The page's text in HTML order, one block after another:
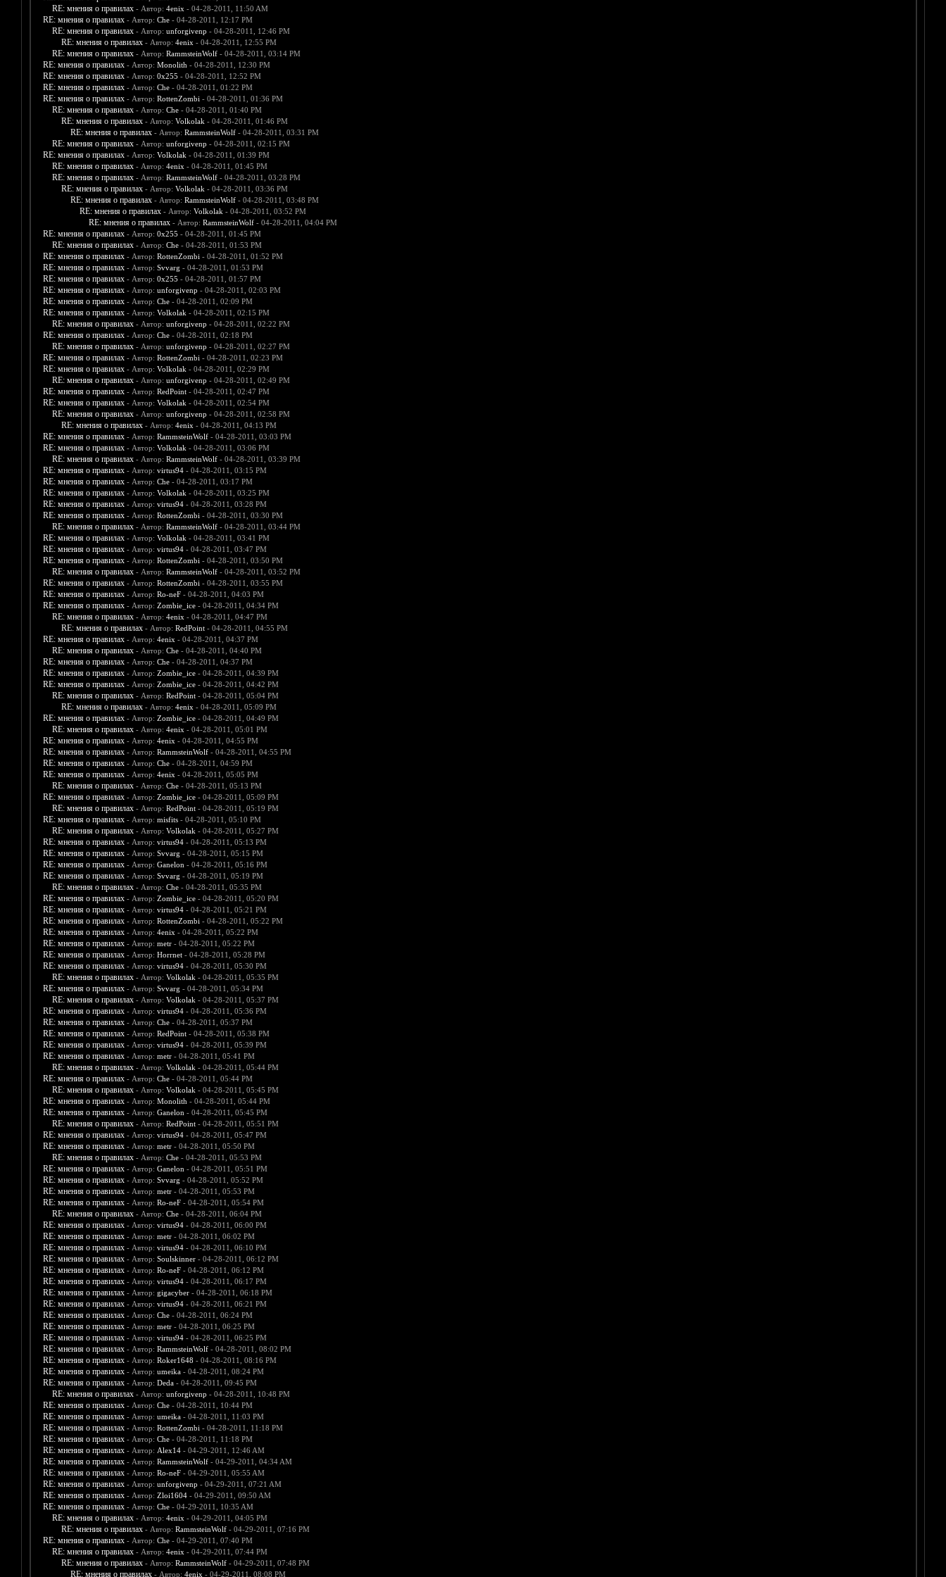
RE: мнения о правилах - Автор: 4enix - 04-28-2011, 11:50 AM
RE: мнения о правилах - Автор: Che- 04-28-2011, 12:17 PM
RE: мнения о правилах - Автор: unforgivenp - 04-28-2011, 12:46 PM
RE: мнения о правилах - Автор: 4enix - 04-28-2011, 12:55 PM
RE: мнения о правилах - Автор: RammsteinWolf- 04-28-2011, 03:14 PM
RE: мнения о правилах - Автор: Monolith - 04-28-2011, 12:30 PM
RE: мнения о правилах - Автор: 0х255 - 04-28-2011, 12:52 PM
RE: мнения о правилах - Автор: Che- 04-28-2011, 01:22 PM
RE: мнения о правилах - Автор: RottenZombi - 04-28-2011, 01:36 PM
RE: мнения о правилах - Автор: Che- 04-28-2011, 01:40 PM
RE: мнения о правилах - Автор: Volkolak - 04-28-2011, 01:46 PM
RE: мнения о правилах - Автор: RammsteinWolf- 04-28-2011, 03:31 PM
RE: мнения о правилах - Автор: unforgivenp - 04-28-2011, 02:15 PM
RE: мнения о правилах - Автор: Volkolak - 04-28-2011, 01:39 PM
RE: мнения о правилах - Автор: 4enix - 04-28-2011, 01:45 PM
RE: мнения о правилах - Автор: RammsteinWolf- 04-28-2011, 03:28 PM
RE: мнения о правилах - Автор: Volkolak - 04-28-2011, 03:36 PM
RE: мнения о правилах - Автор: RammsteinWolf- 04-28-2011, 03:48 PM
RE: мнения о правилах - Автор: Volkolak - 04-28-2011, 03:52 PM
RE: мнения о правилах - Автор: RammsteinWolf- 04-28-2011, 04:04 PM
RE: мнения о правилах - Автор: 0х255 - 04-28-2011, 01:45 PM
RE: мнения о правилах - Автор: Che- 04-28-2011, 01:53 PM
RE: мнения о правилах - Автор: RottenZombi - 04-28-2011, 01:52 PM
RE: мнения о правилах - Автор: Svvarg - 04-28-2011, 01:53 PM
RE: мнения о правилах - Автор: 0х255 - 04-28-2011, 01:57 PM
RE: мнения о правилах - Автор: unforgivenp - 04-28-2011, 02:03 PM
RE: мнения о правилах - Автор: Che- 04-28-2011, 02:09 PM
RE: мнения о правилах - Автор: Volkolak - 04-28-2011, 02:15 PM
RE: мнения о правилах - Автор: unforgivenp - 04-28-2011, 02:22 PM
RE: мнения о правилах - Автор: Che- 04-28-2011, 02:18 PM
RE: мнения о правилах - Автор: unforgivenp - 04-28-2011, 02:27 PM
RE: мнения о правилах - Автор: RottenZombi - 04-28-2011, 02:23 PM
RE: мнения о правилах - Автор: Volkolak - 04-28-2011, 02:29 PM
RE: мнения о правилах - Автор: unforgivenp - 04-28-2011, 02:49 PM
RE: мнения о правилах - Автор: RedPoint- 04-28-2011, 02:47 PM
RE: мнения о правилах - Автор: Volkolak - 04-28-2011, 02:54 PM
RE: мнения о правилах - Автор: unforgivenp - 04-28-2011, 02:58 PM
RE: мнения о правилах - Автор: 4enix - 04-28-2011, 04:13 PM
RE: мнения о правилах - Автор: RammsteinWolf- 04-28-2011, 03:03 PM
RE: мнения о правилах - Автор: Volkolak - 04-28-2011, 03:06 PM
RE: мнения о правилах - Автор: RammsteinWolf- 04-28-2011, 03:39 PM
RE: мнения о правилах - Автор: virtus94- 04-28-2011, 03:15 PM
RE: мнения о правилах - Автор: Che- 04-28-2011, 03:17 PM
RE: мнения о правилах - Автор: Volkolak - 04-28-2011, 03:25 PM
RE: мнения о правилах - Автор: virtus94- 04-28-2011, 03:28 PM
RE: мнения о правилах - Автор: RottenZombi - 04-28-2011, 03:30 PM
RE: мнения о правилах - Автор: RammsteinWolf- 04-28-2011, 03:44 PM
RE: мнения о правилах - Автор: Volkolak - 04-28-2011, 03:41 PM
RE: мнения о правилах - Автор: virtus94- 04-28-2011, 03:47 PM
RE: мнения о правилах - Автор: RottenZombi - 04-28-2011, 03:50 PM
RE: мнения о правилах - Автор: RammsteinWolf- 04-28-2011, 03:52 PM
RE: мнения о правилах - Автор: RottenZombi - 04-28-2011, 03:55 PM
RE: мнения о правилах - Автор: Ro-neF- 04-28-2011, 04:03 PM
RE: мнения о правилах - Автор: Zombie_ice- 04-28-2011, 04:34 PM
RE: мнения о правилах - Автор: 4enix - 04-28-2011, 04:47 PM
RE: мнения о правилах - Автор: RedPoint- 04-28-2011, 04:55 PM
RE: мнения о правилах - Автор: 4enix - 04-28-2011, 04:37 PM
RE: мнения о правилах - Автор: Che- 04-28-2011, 04:40 PM
RE: мнения о правилах - Автор: Che- 04-28-2011, 04:37 PM
RE: мнения о правилах - Автор: Zombie_ice- 04-28-2011, 04:39 PM
RE: мнения о правилах - Автор: Zombie_ice- 04-28-2011, 04:42 PM
RE: мнения о правилах - Автор: RedPoint- 04-28-2011, 05:04 PM
RE: мнения о правилах - Автор: 4enix - 04-28-2011, 05:09 PM
RE: мнения о правилах - Автор: Zombie_ice- 04-28-2011, 04:49 PM
RE: мнения о правилах - Автор: 4enix - 04-28-2011, 05:01 PM
RE: мнения о правилах - Автор: 4enix - 04-28-2011, 04:55 PM
RE: мнения о правилах - Автор: RammsteinWolf- 04-28-2011, 04:55 PM
RE: мнения о правилах - Автор: Che- 04-28-2011, 04:59 PM
RE: мнения о правилах - Автор: 4enix - 04-28-2011, 05:05 PM
RE: мнения о правилах - Автор: Che- 04-28-2011, 05:13 PM
RE: мнения о правилах - Автор: Zombie_ice- 04-28-2011, 05:09 PM
RE: мнения о правилах - Автор: RedPoint- 04-28-2011, 05:19 PM
RE: мнения о правилах - Автор: misfits- 04-28-2011, 05:10 PM
RE: мнения о правилах - Автор: Volkolak - 04-28-2011, 05:27 PM
RE: мнения о правилах - Автор: virtus94- 04-28-2011, 05:13 PM
RE: мнения о правилах - Автор: Svvarg - 04-28-2011, 05:15 PM
RE: мнения о правилах - Автор: Ganelon - 04-28-2011, 05:16 PM
RE: мнения о правилах - Автор: Svvarg - 04-28-2011, 05:19 PM
RE: мнения о правилах - Автор: Che- 04-28-2011, 05:35 PM
RE: мнения о правилах - Автор: Zombie_ice- 04-28-2011, 05:20 PM
RE: мнения о правилах - Автор: virtus94- 04-28-2011, 05:21 PM
RE: мнения о правилах - Автор: RottenZombi - 04-28-2011, 05:22 PM
RE: мнения о правилах - Автор: 4enix - 04-28-2011, 05:22 PM
RE: мнения о правилах - Автор: metr- 04-28-2011, 05:22 PM
RE: мнения о правилах - Автор: Horrnet- 04-28-2011, 05:28 PM
RE: мнения о правилах - Автор: virtus94- 04-28-2011, 05:30 PM
RE: мнения о правилах - Автор: Volkolak - 04-28-2011, 05:35 PM
RE: мнения о правилах - Автор: Svvarg - 04-28-2011, 05:34 PM
RE: мнения о правилах - Автор: Volkolak - 04-28-2011, 05:37 PM
RE: мнения о правилах - Автор: virtus94- 04-28-2011, 05:36 PM
RE: мнения о правилах - Автор: Che- 04-28-2011, 05:37 PM
RE: мнения о правилах - Автор: RedPoint- 04-28-2011, 05:38 PM
RE: мнения о правилах - Автор: virtus94- 04-28-2011, 05:39 PM
RE: мнения о правилах - Автор: metr- 04-28-2011, 05:41 PM
RE: мнения о правилах - Автор: Volkolak - 04-28-2011, 05:44 PM
RE: мнения о правилах - Автор: Che- 04-28-2011, 05:44 PM
RE: мнения о правилах - Автор: Volkolak - 04-28-2011, 05:45 PM
RE: мнения о правилах - Автор: Monolith - 04-28-2011, 05:44 PM
RE: мнения о правилах - Автор: Ganelon - 04-28-2011, 05:45 PM
RE: мнения о правилах - Автор: RedPoint- 04-28-2011, 05:51 PM
RE: мнения о правилах - Автор: virtus94- 04-28-2011, 05:47 PM
RE: мнения о правилах - Автор: metr- 04-28-2011, 05:50 PM
RE: мнения о правилах - Автор: Che- 04-28-2011, 05:53 PM
RE: мнения о правилах - Автор: Ganelon - 04-28-2011, 05:51 PM
RE: мнения о правилах - Автор: Svvarg - 04-28-2011, 05:52 PM
RE: мнения о правилах - Автор: metr- 04-28-2011, 05:53 PM
RE: мнения о правилах - Автор: Ro-neF- 04-28-2011, 05:54 PM
RE: мнения о правилах - Автор: Che- 04-28-2011, 06:04 PM
RE: мнения о правилах - Автор: virtus94- 04-28-2011, 06:00 PM
RE: мнения о правилах - Автор: metr- 04-28-2011, 06:02 PM
RE: мнения о правилах - Автор: virtus94- 04-28-2011, 06:10 PM
RE: мнения о правилах - Автор: Soulskinner- 04-28-2011, 06:12 PM
RE: мнения о правилах - Автор: Ro-neF- 04-28-2011, 06:12 PM
RE: мнения о правилах - Автор: virtus94- 04-28-2011, 06:17 PM
RE: мнения о правилах - Автор: gigacyber- 04-28-2011, 06:18 PM
RE: мнения о правилах - Автор: virtus94- 04-28-2011, 06:21 PM
RE: мнения о правилах - Автор: Che- 04-28-2011, 06:24 PM
RE: мнения о правилах - Автор: metr- 04-28-2011, 06:25 PM
RE: мнения о правилах - Автор: virtus94- 04-28-2011, 06:25 PM
RE: мнения о правилах - Автор: RammsteinWolf- 04-28-2011, 08:02 PM
RE: мнения о правилах - Автор: Roker1648 - 04-28-2011, 08:16 PM
RE: мнения о правилах - Автор: umeika- 04-28-2011, 08:24 PM
RE: мнения о правилах - Автор: Deda- 04-28-2011, 09:45 PM
RE: мнения о правилах - Автор: unforgivenp - 04-28-2011, 10:48 PM
RE: мнения о правилах - Автор: Che- 04-28-2011, 10:44 PM
RE: мнения о правилах - Автор: umeika- 04-28-2011, 11:03 PM
RE: мнения о правилах - Автор: RottenZombi - 04-28-2011, 11:18 PM
RE: мнения о правилах - Автор: Che- 04-28-2011, 11:18 PM
RE: мнения о правилах - Автор: Alex14- 04-29-2011, 12:46 AM
RE: мнения о правилах - Автор: RammsteinWolf- 04-29-2011, 04:34 AM
RE: мнения о правилах - Автор: Ro-neF- 04-29-2011, 05:55 AM
RE: мнения о правилах - Автор: unforgivenp - 04-29-2011, 07:21 AM
RE: мнения о правилах - Автор: Zloi1604- 04-29-2011, 09:50 AM
RE: мнения о правилах - Автор: Che- 04-29-2011, 10:35 AM
RE: мнения о правилах - Автор: 4enix - 04-29-2011, 04:05 PM
RE: мнения о правилах - Автор: RammsteinWolf- 04-29-2011, 07:16 PM
RE: мнения о правилах - Автор: Che- 04-29-2011, 07:40 PM
RE: мнения о правилах - Автор: 4enix - 04-29-2011, 07:44 PM
RE: мнения о правилах - Автор: RammsteinWolf- 04-29-2011, 07:48 PM
RE: мнения о правилах - Автор: 4enix - 04-29-2011, 08:08 PM